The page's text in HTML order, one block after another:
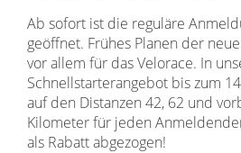
Ab sofort ist die reguläre
geöffnet. Frühes Planen der
vor allem für das Velorace. In
Schnellstarterangebot bis zum
auf den Distanzen 42, 62 und
Kilometer für jeden
als Rabatt abgezogen!